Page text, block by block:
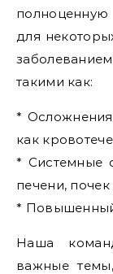
для
такими как:
*
как
* Системные
печени, почек
* Повышенный
Наша
важные